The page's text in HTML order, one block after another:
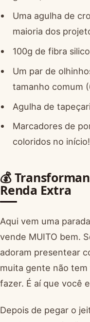
Uma agulha de
maioria dos
100g de fibra
Um par de
tamanho comum
Agulha de
Marcadores de
coloridos no
💰
Renda Extra
Aqui vem uma
vende MUITO bem.
adoram presentear
muita gente não
fazer. É aí que você
Depois de pegar o